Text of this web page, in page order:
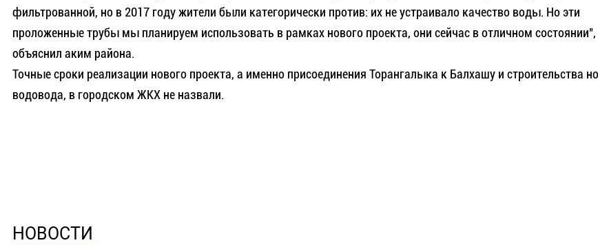
фильтрованной, но в 2017 году жители были категорически против: их не устраивало качество воды. Но эти
проложенные трубы мы планируем использовать в рамках нового проекта, они сейчас в отличном
объяснил аким района.
Точные сроки реализации нового проекта, а именно присоединения Торангалыка к Балхашу и строительства
водовода, в городском ЖКХ не назвали.
НОВОСТИ